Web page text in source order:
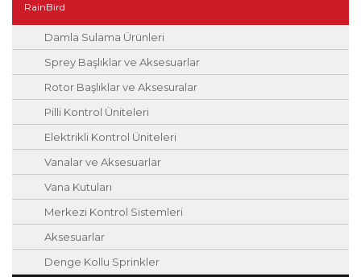
RainBird
Damla Sulama Ürünleri
Sprey Başlıklar ve Aksesuarlar
Rotor Başlıklar ve Aksesuralar
Pilli Kontrol Üniteleri
Elektrikli Kontrol Üniteleri
Vanalar ve Aksesuarlar
Vana Kutuları
Merkezi Kontrol Sistemleri
Aksesuarlar
Denge Kollu Sprinkler